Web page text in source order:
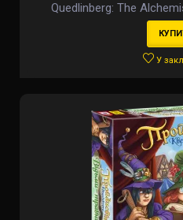
Quedlinberg: The
У